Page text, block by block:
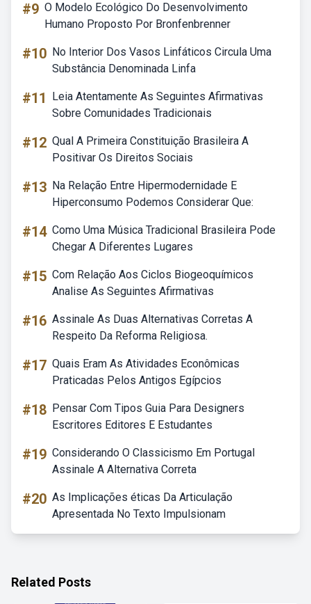
#9 O Modelo Ecológico Do Desenvolvimento
Humano Proposto Por Bronfenbrenner
#10 No Interior Dos Vasos Linfáticos Circula Uma
Substância Denominada Linfa
#11
Leia Atentamente As Seguintes Afirmativas
Sobre Comunidades Tradicionais
#12 Qual A Primeira Constituição Brasileira A
Positivar Os Direitos Sociais
#13 Na Relação Entre Hipermodernidade E
Hiperconsumo Podemos Considerar Que:
#14 Como Uma Música Tradicional Brasileira Pode
Chegar A Diferentes Lugares
#15 Com Relação Aos Ciclos Biogeoquímicos
Analise As Seguintes Afirmativas
#16 Assinale As Duas Alternativas Corretas A
Respeito Da Reforma Religiosa.
#17 Quais Eram As Atividades Econômicas
Praticadas Pelos Antigos Egípcios
#18 Pensar Com Tipos Guia Para Designers
Escritores Editores E Estudantes
#19 Considerando O Classicismo Em Portugal
Assinale A Alternativa Correta
#20 As Implicações éticas Da Articulação
Apresentada No Texto Impulsionam
Related Posts